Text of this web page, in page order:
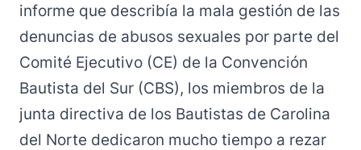
informe que describía la mala gestión de las
denuncias de abusos sexuales por parte del
Comité Ejecutivo (CE) de la Convención
Bautista del Sur (CBS), los miembros de la
junta directiva de los Bautistas de Carolina
del Norte dedicaron mucho tiempo a rezar